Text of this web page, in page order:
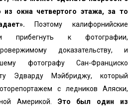
из окна четвертого этажа, за то
Поэтому калифорнийские
прибегнуть к фотографии,
доказательству, и
фотографу Сан-Франциско
Эдварду Мэйбриджу, который
с ледников Аляски,
Америкой. Это был один из